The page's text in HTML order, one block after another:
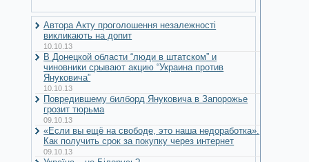
Автора Акту проголошення незалежності
викликають на допит
10.10.13
В Донецкой области “люди в штатском” и
чиновники срывают акцию “Украина против
Януковича”
10.10.13
Повредившему билборд Януковича в Запорожье
грозит тюрьма
09.10.13
«Если вы ещё на свободе, это наша недоработка».
Как получить срок за покупку через интернет
09.10.13